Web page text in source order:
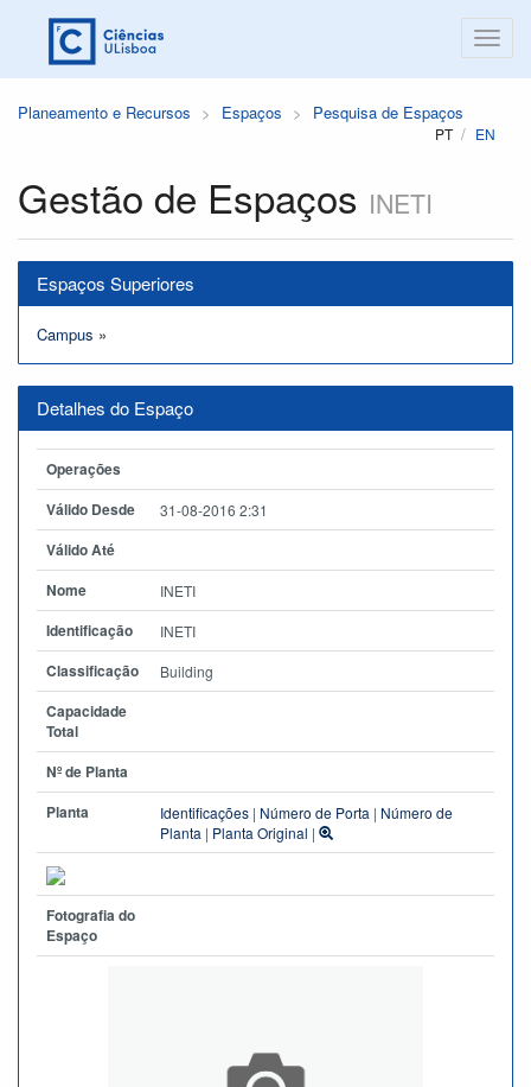
Planeamento e Recursos Espaços Pesquisa de Espaços
PT EN
Gestão de Espaços INETI
Espaços Superiores
Campus »
Detalhes do Espaço
Operações
Válido Desde
31-08-2016 2:31
Válido Até
Nome
INETI
Identificação INETI
Classificação Building
Capacidade
Total
Nº de Planta
Planta
Identificações | Número de Porta | Número de
Planta | Planta Original |
Fotografia do
Espaço